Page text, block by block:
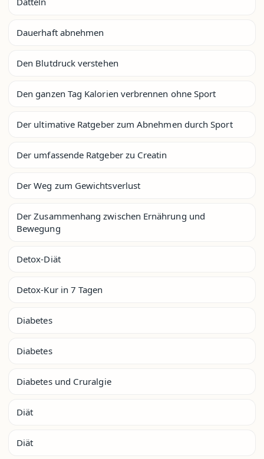
Dauerhaft abnehmen
Den Blutdruck verstehen
Den ganzen Tag Kalorien verbrennen ohne Sport
Der ultimative Ratgeber zum Abnehmen durch Sport
Der umfassende Ratgeber zu Creatin
Der Weg zum Gewichtsverlust
Der Zusammenhang zwischen Ernährung und
Bewegung
Detox-Diät
Detox-Kur in 7 Tagen
Diabetes
Diabetes
Diabetes und Cruralgie
Diät
Diät